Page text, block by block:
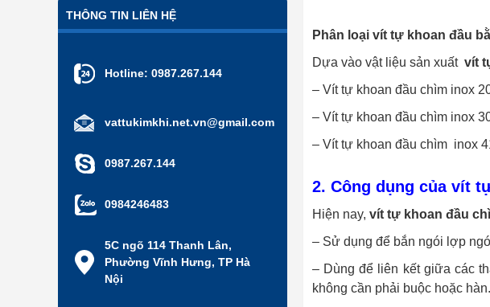
Phân loại vít tự khoan đầu
Dựa vào vật liệu sản xuất vít
– Vít tự khoan đầu chìm inox
– Vít tự khoan đầu chìm inox
– Vít tự khoan đầu chìm inox
2. Công dụng của vít
Hiện nay, vít tự khoan đầu
– Sử dụng để bắn ngói lợp
– Dùng để liên kết giữa các
không cần phải buộc hoặc
THÔNG TIN LIÊN HỆ
Hotline: 0987.267.144
vattukimkhi.net.vn@gmail.com
0987.267.144
0984246483
5C ngõ 114 Thanh Lân,
Phường Vĩnh Hưng, TP Hà
Nội